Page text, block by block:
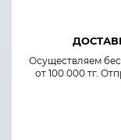
Осуществляем
от 100 000 тг.